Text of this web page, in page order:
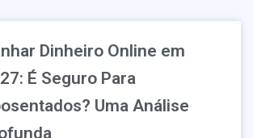
Dinheiro Online em
É Seguro Para
Uma Análise